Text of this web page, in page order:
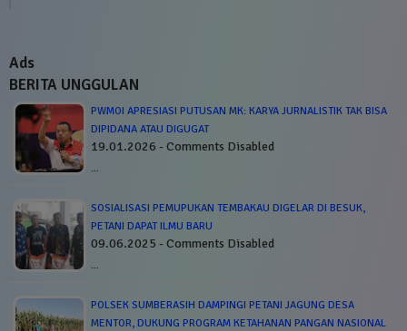
Ads
BERITA UNGGULAN
PWMOI APRESIASI PUTUSAN MK: KARYA JURNALISTIK TAK BISA
DIPIDANA ATAU DIGUGAT
19.01.2026 - Comments Disabled
…
SOSIALISASI PEMUPUKAN TEMBAKAU DIGELAR DI BESUK,
PETANI DAPAT ILMU BARU
09.06.2025 - Comments Disabled
…
POLSEK SUMBERASIH DAMPINGI PETANI JAGUNG DESA
MENTOR, DUKUNG PROGRAM KETAHANAN PANGAN NASIONAL